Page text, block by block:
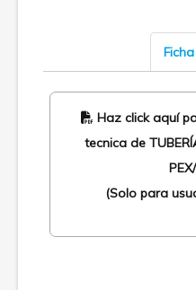
Haz click aquí
tecnica de
(Solo para